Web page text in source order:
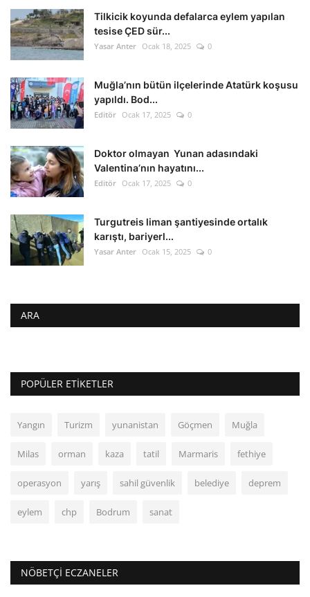
Tilkicik koyunda defalarca eylem yapılan
tesise ÇED sür...
Yasar Anter Ocak 18, 2025 0
Muğla’nın bütün ilçelerinde Atatürk koşusu
yapıldı. Bod...
Editör Ocak 17, 2025 0
Doktor olmayan Yunan adasındaki
Valentina’nın hayatını...
Editör Ocak 17, 2025 0
Turgutreis liman şantiyesinde ortalık
karıştı, bariyerl...
Yasar Anter Ocak 15, 2025 0
ARA
POPÜLER ETIKETLER
Yangın Turizm yunanistan Göçmen Muğla
Milas orman kaza tatil Marmaris fethiye
operasyon yarış sahil güvenlik belediye deprem
eylem chp Bodrum sanat
NÖBETÇI ECZANELER